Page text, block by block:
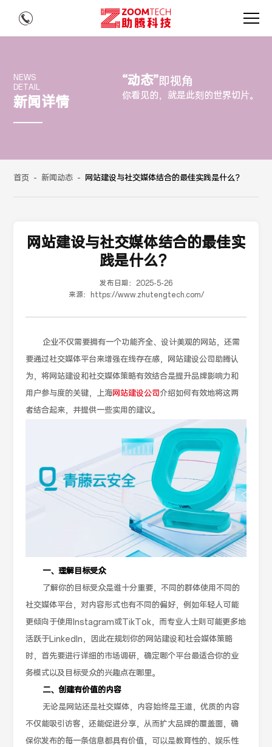
NEWS
DETAIL
新闻详情
“动态”即视角
你看见的，就是此刻的世界切片。
首页 - 新闻动态 - 网站建设与社交媒体结合的最佳实践是什么？
网站建设与社交媒体结合的最佳实
践是什么？
发布日期： 2025-5-26
来源：
https://www.zhutengtech.com/
企业不仅需要拥有一个功能齐全、设计美观的网站，还需
要通过社交媒体平台来增强在线存在感，网站建设公司助腾认
为，将网站建设和社交媒体策略有效结合是提升品牌影响力和
用户参与度的关键，上海网站建设公司介绍如何有效地将这两
者结合起来，并提供一些实用的建议。
一、理解目标受众
了解你的目标受众是谁十分重要，不同的群体使用不同的
社交媒体平台，对内容形式也有不同的偏好，例如年轻人可能
更倾向于使用Instagram或TikTok，而专业人士则可能更多地
活跃于LinkedIn，因此在规划你的网站建设和社会媒体策略
时，首先要进行详细的市场调研，确定哪个平台最适合你的业
务模式以及目标受众的兴趣点在哪里。
二、创建有价值的内容
无论是网站还是社交媒体，内容始终是王道，优质的内容
不仅能吸引访客，还能促进分享，从而扩大品牌的覆盖面，确
保你发布的每一条信息都具有价值，可以是教育性的、娱乐性